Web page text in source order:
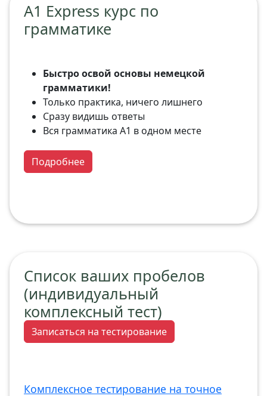
A1 Express курс по
грамматике
Быстро освой основы немецкой
грамматики!
Только практика, ничего лишнего
Сразу видишь ответы
Вся грамматика A1 в одном месте
Подробнее
Список ваших пробелов
(индивидуальный
комплексный тест)
Записаться на тестирование
Комплексное тестирование на точное